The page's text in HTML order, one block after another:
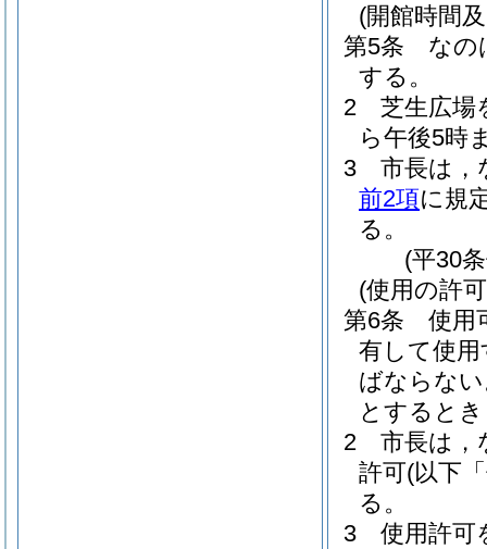
(開館時間
第5条
なの
する。
2
芝生広場
ら午後5時
3
市長は，
前2項に規
る。
(平30
(使用の許
第6条
使用
有して使
ばならな
とすると
2
市長は，
許可(以下
る。
3
使用許可